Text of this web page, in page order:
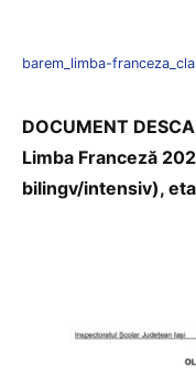
barem_limba-
DOCUMENT
Limba Franceză
bilingv/intensiv),